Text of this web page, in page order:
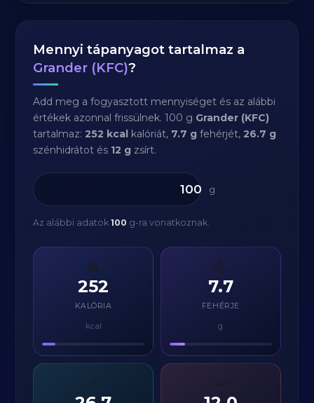
Mennyi tápanyagot tartalmaz a
Grander (KFC)?
Add meg a fogyasztott mennyiséget és az alábbi
értékek azonnal frissülnek. 100 g Grander (KFC)
tartalmaz:252 kcal kalóriát, 7.7 g fehérjét,26.7 g
szénhidrátot és 12 g zsírt.
g
Az alábbi adatok100 g-ra vonatkoznak.
🔥
252
KALÓRIA
kcal
💪
7.7
FEHÉRJE
g
⚡